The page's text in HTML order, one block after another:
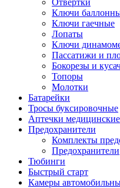
Отвертки
Ключи
Ключи гаечные
Лопаты
Ключи
Пассатижи и
Бокорезы и
Топоры
Молотки
Батарейки
Тросы буксировочные
Аптечки медицинские
Предохранители
Комплекты
Предохранители
Тюбинги
Быстрый старт
Камеры